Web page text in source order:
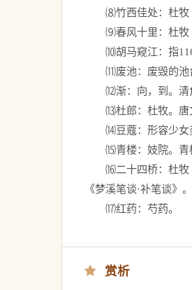
⑻竹西佳处：杜牧《
⑼春风十里：杜牧《
⑽胡马窥江：指1161
⑾废池：废毁的池台
⑿渐：向，到。清
⒀杜郎：杜牧。唐文
⒁豆蔻：形容少女美
⒂青楼：妓院。青楼
⒃二十四桥：杜牧《
《梦溪笔谈·补笔谈
⒄红药：芍药。
赏析